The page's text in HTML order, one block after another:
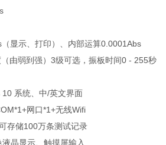
显示、打印）、内部运算0.0001Abs
由弱到强）3级可选，振板时间0 - 255秒
系统、中/英文界面
网口*1+无线Wifi
储100万条测试记录
晶显示、触摸屏输入